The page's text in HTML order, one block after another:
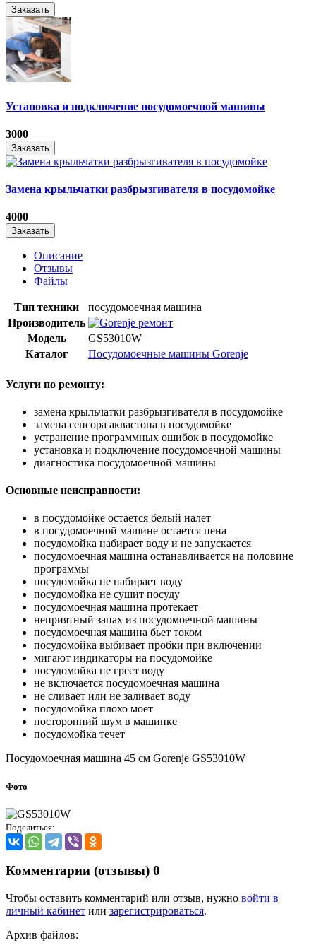
Заказать
Установка и подключение посудомоечной машины
3000
Заказать
Замена крыльчатки разбрызгивателя в посудомойке
4000
Заказать
Описание
Отзывы
Файлы
Тип техники
посудомоечная машина
Производитель
Модель
GS53010W
Каталог
Посудомоечные машины Gorenje
Услуги по ремонту:
замена крыльчатки разбрызгивателя в посудомойке
замена сенсора аквастопа в посудомойке
устранение программных ошибок в посудомойке
установка и подключение посудомоечной машины
диагностика посудомоечной машины
Основные неисправности:
в посудомойке остается белый налет
в посудомоечной машине остается пена
посудомойка набирает воду и не запускается
посудомоечная машина останавливается на половине
программы
посудомойка не набирает воду
посудомойка не сушит посуду
посудомоечная машина протекает
неприятный запах из посудомоечной машины
посудомоечная машина бьет током
посудомойка выбивает пробки при включении
мигают индикаторы на посудомойке
посудомойка не греет воду
не включается посудомоечная машина
не сливает или не заливает воду
посудомойка плохо моет
посторонний шум в машинке
посудомойка течет
Посудомоечная машина 45 см Gorenje GS53010W
Фото
Поделиться:
Комментарии (отзывы) 0
Чтобы оставить комментарий или отзыв, нужно войти в
личный кабинет или зарегистрироваться.
Архив файлов: